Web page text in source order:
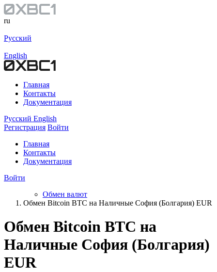
ru
Русский
English
Главная
Контакты
Документация
Русский English
Регистрация Войти
Главная
Контакты
Документация
Войти
Обмен валют
Обмен Bitcoin BTC на Наличные София (Болгария) EUR
Обмен Bitcoin BTC на
Наличные София (Болгария)
EUR